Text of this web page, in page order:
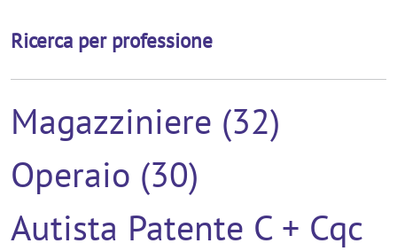
Ricerca per professione
Magazziniere (32)
Operaio (30)
Autista Patente C + Cqc